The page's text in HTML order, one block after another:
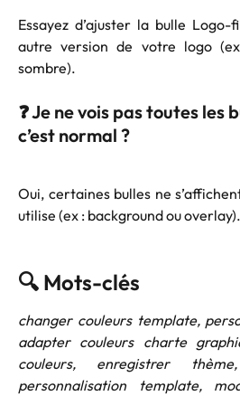
Essayez d’ajuster la bulle
autre version de votre logo
sombre).
❓ Je ne vois pas toutes les
c’est normal ?
Oui, certaines bulles ne
utilise (ex : background ou overlay).
🔍 Mots-clés
changer couleurs template,
adapter couleurs charte
couleurs, enregistrer
personnalisation template,